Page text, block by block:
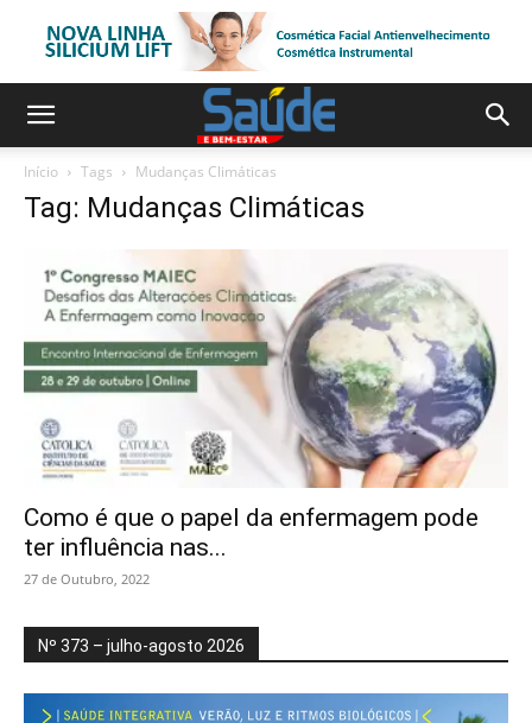
Início Tags Mudanças Climáticas
Tag: Mudanças Climáticas
Como é que o papel da enfermagem pode
ter influência nas...
27 de Outubro, 2022
Nº 373 – julho-agosto 2026